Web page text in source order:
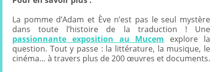
La pomme d’Adam et Ève n’est pas le seul mystère
dans toute l’histoire de la traduction ! Une
passionnante exposition au Mucem explore la
question. Tout y passe : la littérature, la musique, le
cinéma… à travers plus de 200 œuvres et documents.